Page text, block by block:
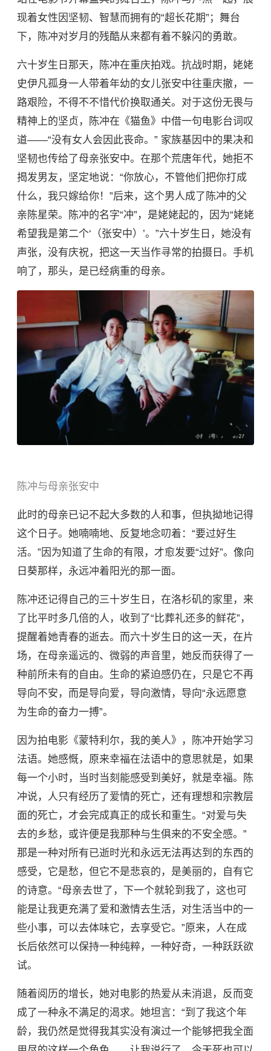
现着女性因坚韧、智慧而拥有的“超长花期”；舞台
下，陈冲对岁月的残酷从来都有着不躲闪的勇敢。
六十岁生日那天，陈冲在重庆拍戏。抗战时期，姥姥
史伊凡孤身一人带着年幼的女儿张安中往重庆撤，一
路艰险，不得不不惜代价换取通关。对于这份无畏与
精神上的坚贞，陈冲在《猫鱼》中借一句电影台词叹
道——“没有女人会因此丧命。” 家族基因中的果决和
坚韧也传给了母亲张安中。在那个荒唐年代，她拒不
揭发男友，坚定地说：“你放心，不管他们把你打成
什么，我只嫁给你！”后来，这个男人成了陈冲的父
亲陈星荣。陈冲的名字“冲”，是姥姥起的，因为“姥姥
希望我是第二个‘（张安中）’。”六十岁生日，她没有
声张，没有庆祝，把这一天当作寻常的拍摄日。手机
响了，那头，是已经病重的母亲。
陈冲与母亲张安中
此时的母亲已记不起大多数的人和事，但执拗地记得
这个日子。她喃喃地、反复地念叨着：“要过好生
活。”因为知道了生命的有限，才愈发要“过好”。像向
日葵那样，永远冲着阳光的那一面。
陈冲还记得自己的三十岁生日，在洛杉矶的家里，来
了比平时多几倍的人，收到了“比葬礼还多的鲜花”，
提醒着她青春的逝去。而六十岁生日的这一天，在片
场，在母亲遥远的、微弱的声音里，她反而获得了一
种前所未有的自由。生命的紧迫感仍在，只是它不再
导向不安，而是导向爱，导向激情，导向“永远愿意
为生命的奋力一搏”。
因为拍电影《蒙特利尔，我的美人》，陈冲开始学习
法语。她感慨，原来幸福在法语中的意思就是，如果
每一个小时，当时当刻能感受到美好，就是幸福。陈
冲说，人只有经历了爱情的死亡，还有理想和宗教层
面的死亡，才会完成真正的成长和重生。“对爱与失
去的乡愁，或许便是我那种与生俱来的不安全感。”
那是一种对所有已逝时光和永远无法再达到的东西的
感受，它是愁，但它不是悲哀的，是美丽的，自有它
的诗意。“母亲去世了，下一个就轮到我了，这也可
能是让我更充满了爱和激情去生活，对生活当中的一
些小事，可以去体味它，去享受它。”原来，人在成
长后依然可以保持一种纯粹，一种好奇，一种跃跃欲
试。
随着阅历的增长，她对电影的热爱从未消退，反而变
成了一种永不满足的渴求。她坦言：“到了我这个年
龄，我仍然是觉得我其实没有演过一个能够把我全面